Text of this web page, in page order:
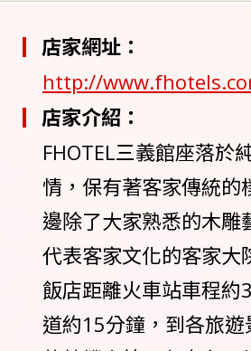
店家網址：
http://
店家介紹：
FHOTEL三義館座落於
情，保有著客家傳統的
邊除了大家熟悉的木
代表客家文化的客家大
飯店距離火車站車程
道約15分鐘，到各旅